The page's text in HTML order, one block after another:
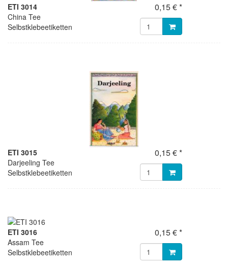
ETI 3014
China Tee
Selbstklebeetiketten
0,15 € *
ETI 3015
Darjeeling Tee
Selbstklebeetiketten
0,15 € *
ETI 3016
Assam Tee
Selbstklebeetiketten
0,15 € *